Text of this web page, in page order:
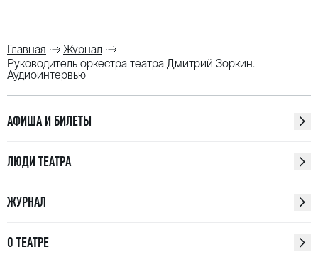
Главная
Журнал
Руководитель оркестра театра Дмитрий Зоркин.
Аудиоинтервью
АФИША И БИЛЕТЫ
ЛЮДИ ТЕАТРА
ЖУРНАЛ
О ТЕАТРЕ